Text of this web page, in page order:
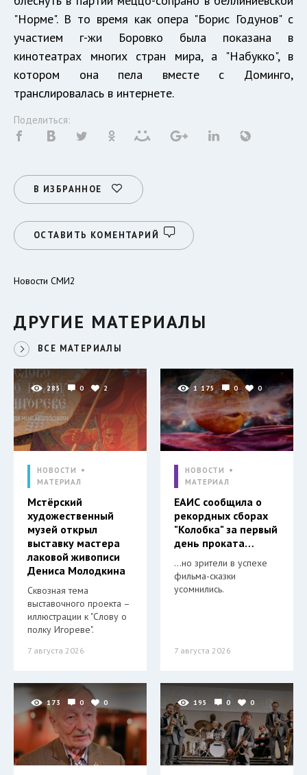
"Норме". В то время как опера "Борис Годунов" с
участием г-жи Боровко была показана в
кинотеатрах многих стран мира, а "Набукко", в
котором она пела вместе с Доминго,
транслировалась в интернете.
Поделиться:
В ИЗБРАННОЕ
ОСТАВИТЬ КОМЕНТАРИЙ
Новости СМИ2
ДРУГИЕ МАТЕРИАЛЫ
ВСЕ МАТЕРИАЛЫ
285 0 2
НОВОСТИ
МАТЕРИАЛ
Мстёрский
художественный
музей открыл
выставку мастера
лаковой живописи
Дениса Молодкина
Сквозная тема
выставочного проекта –
иллюстрации к "Слову о
полку Игореве".
7 августа 2026
1 175 0 0
НОВОСТИ
МАТЕРИАЛ
ЕАИС сообщила о
рекордных сборах
"Колобка" за первый
день проката…
…но зрители в успехе
фильма-сказки
усомнились.
7 августа 2026
173 0 0 195 0 0